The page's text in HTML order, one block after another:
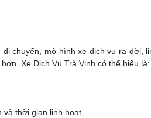
chuyển, mô hình xe dịch vụ ra đời,
Xe Dịch Vụ Trà Vinh có thể hiểu là:
và thời gian linh hoạt,